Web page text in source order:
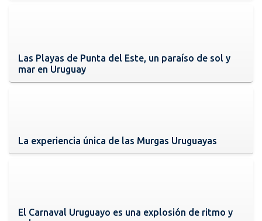
Las Playas de Punta del Este, un paraíso de sol y
mar en Uruguay
La experiencia única de las Murgas Uruguayas
El Carnaval Uruguayo es una explosión de ritmo y